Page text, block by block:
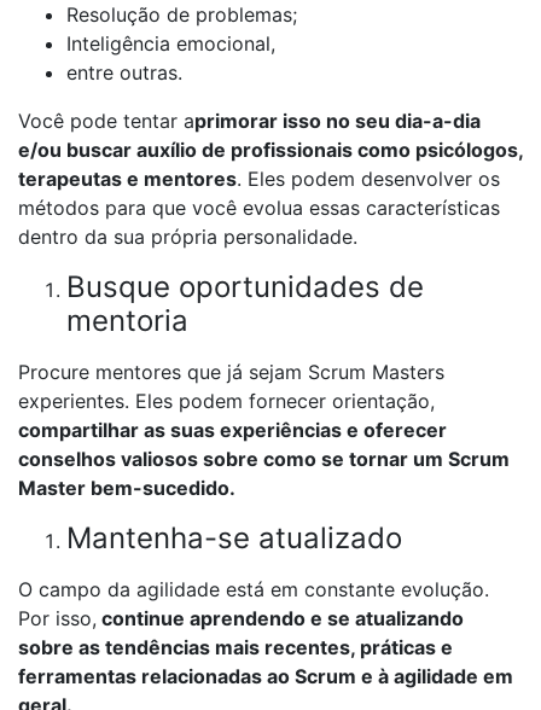
Resolução de problemas;
Inteligência emocional,
entre outras.
Você pode tentar aprimorar isso no seu dia-a-dia
e/ou buscar auxílio de profissionais como psicólogos,
terapeutas e mentores. Eles podem desenvolver os
métodos para que você evolua essas características
dentro da sua própria personalidade.
Busque oportunidades de
mentoria
Procure mentores que já sejam Scrum Masters
experientes. Eles podem fornecer orientação,
compartilhar as suas experiências e oferecer
conselhos valiosos sobre como se tornar um Scrum
Master bem-sucedido.
Mantenha-se atualizado
O campo da agilidade está em constante evolução.
Por isso, continue aprendendo e se atualizando
sobre as tendências mais recentes, práticas e
ferramentas relacionadas ao Scrum e à agilidade em
geral.